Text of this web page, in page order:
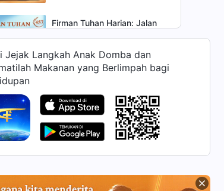
7:32
Firman Tuhan Harian: Jalan
12:52
Masuk ke Dalam Kehidupan |
Kutipan 458
Firman Tuhan Harian: Jalan
Jejak Langkah Anak Domba dan
Makanan yang Berlimpah bagi